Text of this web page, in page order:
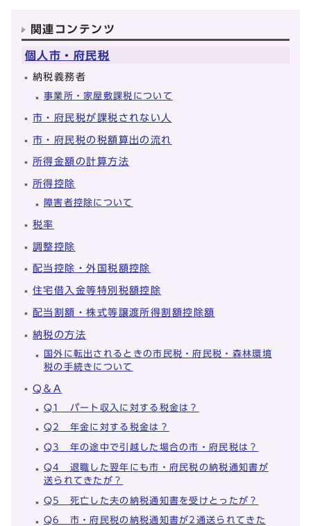
関連コンテンツ
個人市・府民税
納税義務者
事業所・家屋敷課税について
市・府民税が課税されない人
市・府民税の税額算出の流れ
所得金額の計算方法
所得控除
障害者控除について
税率
調整控除
配当控除・外国税額控除
住宅借入金等特別税額控除
配当割額・株式等譲渡所得割額控除額
納税の方法
国外に転出されるときの市民税・府民税・森林環境
税の手続きについて
Q＆A
Q1 パート収入に対する税金は？
Q2 年金に対する税金は？
Q3 年の途中で引越した場合の市・府民税は？
Q4 退職した翌年にも市・府民税の納税通知書が
送られてきたが？
Q5 死亡した夫の納税通知書を受けとったが？
Q6 市・府民税の納税通知書が2通送られてきた